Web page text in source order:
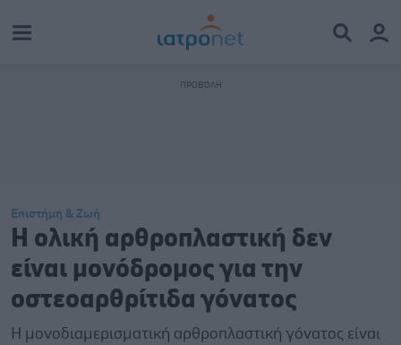
Επιστήμη & Ζωή
Η ολική αρθροπλαστική δεν
είναι μονόδρομος για την
οστεοαρθρίτιδα γόνατος
Η μονοδιαμερισματική αρθροπλαστική γόνατος είναι